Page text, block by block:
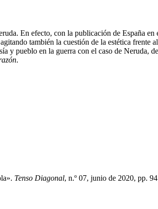
En efecto, con la publicación de España
también la cuestión de la estética frente
y pueblo en la guerra con el caso de Neruda,
.
Tenso Diagonal, n.º 07, junio de 2020, pp.